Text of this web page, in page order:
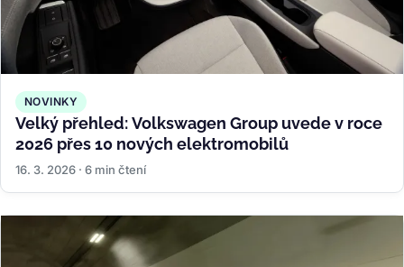
NOVINKY
Velký přehled: Volkswagen Group uvede v roce
2026 přes 10 nových elektromobilů
16. 3. 2026 · 6 min čtení